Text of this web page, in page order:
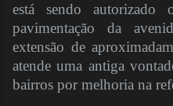
está sendo
pavimentação da
extensão de
atende uma antiga
bairros por melhoria na